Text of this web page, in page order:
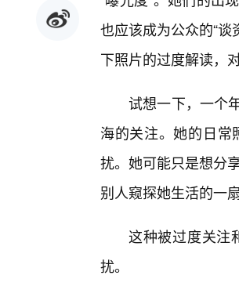
也应该成为公众的“谈
下照片的过度解读，
试想一下，一个
海的关注。她的日
扰。她可能只是想分
别人窥探她生活的一扇
这种被过度关注
扰。